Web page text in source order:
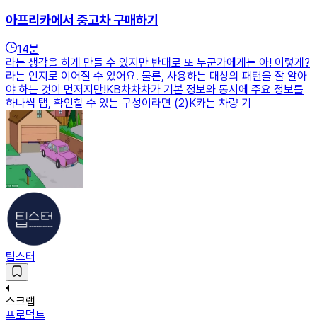
아프리카에서 중고차 구매하기
14분
라는 생각을 하게 만들 수 있지만 반대로 또 누군가에게는 아! 이렇게?
라는 인지로 이어질 수 있어요. 물론, 사용하는 대상의 패턴을 잘 알아
야 하는 것이 먼저지만!KB차차차가 기본 정보와 동시에 주요 정보를
하나씩 탭, 확인할 수 있는 구성이라면 (2)K카는 차량 기
팁스터
스크랩
프로덕트